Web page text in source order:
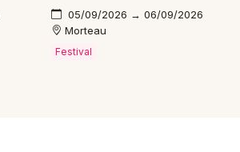
05/09/2026 → 06/09/2026
Morteau
Festival